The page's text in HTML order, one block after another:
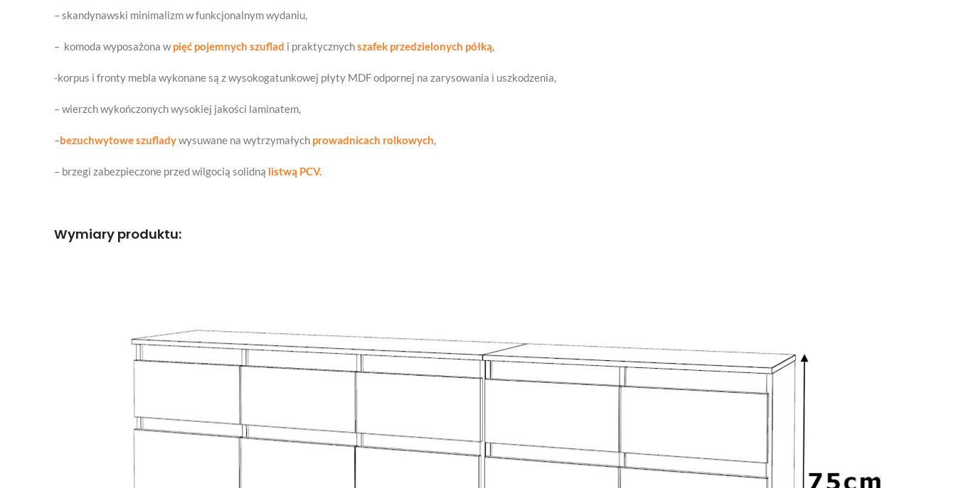
– skandynawski minimalizm w funkcjonalnym wydaniu,
– komoda wyposażona wpięć pojemnych szuflad i praktycznychszafek przedzielonych półką,
-korpus i fronty mebla wykonane są z wysokogatunkowej płyty MDF odpornej na zarysowania i uszkodzenia,
– wierzch wykończonych wysokiej jakości laminatem,
–bezuchwytowe szufladywysuwane na wytrzymałych prowadnicach rolkowych,
– brzegi zabezpieczone przed wilgocią solidną listwą PCV.
Wymiary produktu: